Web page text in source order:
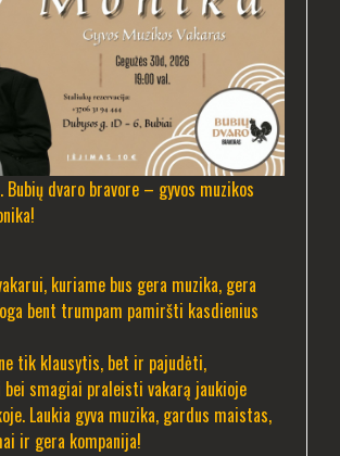
Bubių dvaro bravore – gyvos muzikos
kuriame bus gera muzika, gera
bent trumpam pamiršti kasdienius
tik klausytis, bet ir pajudėti,
smagiai praleisti vakarą jaukioje
Laukia gyva muzika, gardus maistas,
ir gera kompanija!